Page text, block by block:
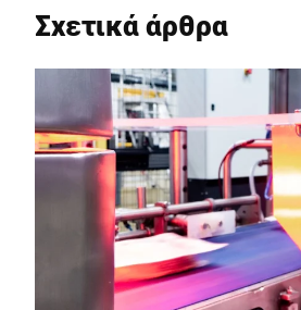
Το μήνυμά σας προς εμάς *
Σχετικά άρθρα